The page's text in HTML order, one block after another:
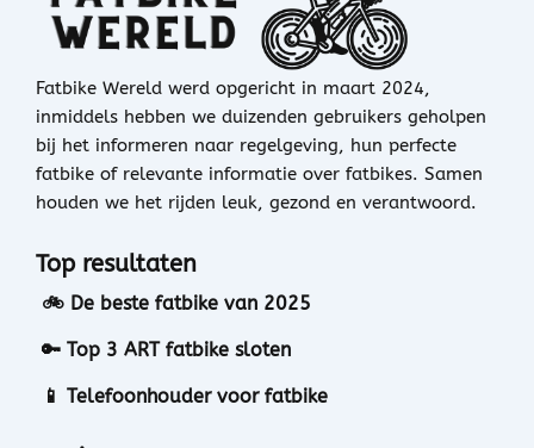
Fatbike Wereld werd opgericht in maart 2024,
inmiddels hebben we duizenden gebruikers geholpen
bij het informeren naar regelgeving, hun perfecte
fatbike of relevante informatie over fatbikes. Samen
houden we het rijden leuk, gezond en verantwoord.
Top resultaten
🚲 De beste fatbike van 2025
🔑 Top 3 ART fatbike sloten
📱 Telefoonhouder voor fatbike